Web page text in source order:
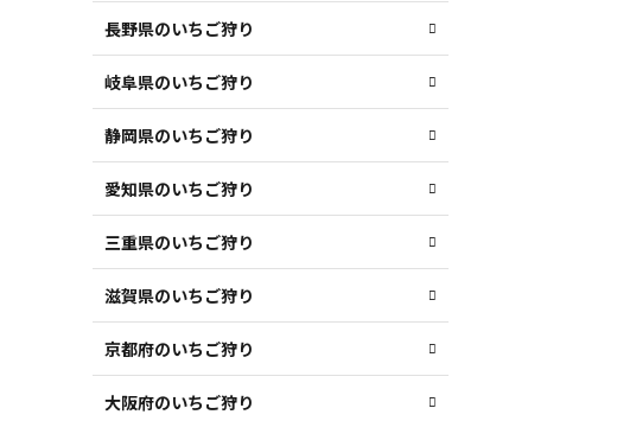
長野県のいちご狩り
岐阜県のいちご狩り
静岡県のいちご狩り
愛知県のいちご狩り
三重県のいちご狩り
滋賀県のいちご狩り
京都府のいちご狩り
大阪府のいちご狩り